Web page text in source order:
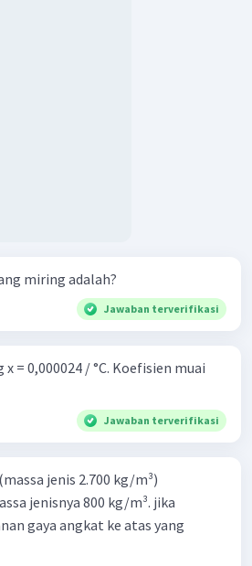
miring adalah?
Jawaban terverifikasi
0,000024 / °C. Koefisien muai
Jawaban terverifikasi
jenis 2.700 kg/m³)
jenisnya 800 kg/m³. jika
gaya angkat ke atas yang